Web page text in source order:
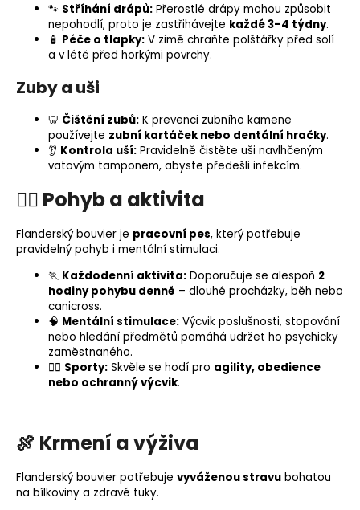
🐾 Stříhání drápů: Přerostlé drápy mohou způsobit
nepohodlí, proto je zastřihávejte každé 3–4 týdny.
🧴 Péče o tlapky: V zimě chraňte polštářky před solí
a v létě před horkými povrchy.
Zuby a uši
🦷 Čištění zubů: K prevenci zubního kamene
používejte zubní kartáček nebo dentální hračky.
👂 Kontrola uší: Pravidelně čistěte uši navlhčeným
vatovým tamponem, abyste předešli infekcím.
🐕‍🦺 Pohyb a aktivita
Flanderský bouvier je pracovní pes, který potřebuje
pravidelný pohyb i mentální stimulaci.
🏃 Každodenní aktivita: Doporučuje se alespoň 2
hodiny pohybu denně – dlouhé procházky, běh nebo
canicross.
🧠 Mentální stimulace: Výcvik poslušnosti, stopování
nebo hledání předmětů pomáhá udržet ho psychicky
zaměstnaného.
🐕‍🦺 Sporty: Skvěle se hodí pro agility, obedience
nebo ochranný výcvik.
🍖 Krmení a výživa
Flanderský bouvier potřebuje vyváženou stravu bohatou
na bílkoviny a zdravé tuky.